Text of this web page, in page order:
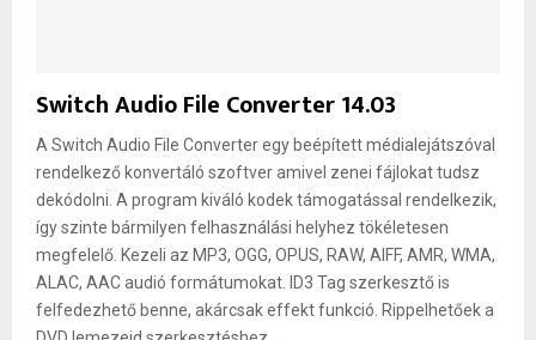
Switch Audio File Converter 14.03
A Switch Audio File Converter egy beépített médialejátszóval
rendelkező konvertáló szoftver amivel zenei fájlokat tudsz
dekódolni. A program kiváló kodek támogatással rendelkezik,
így szinte bármilyen felhasználási helyhez tökéletesen
megfelelő. Kezeli az MP3, OGG, OPUS, RAW, AIFF, AMR, WMA,
ALAC, AAC audió formátumokat. ID3 Tag szerkesztő is
felfedezhető benne, akárcsak effekt funkció. Rippelhetőek a